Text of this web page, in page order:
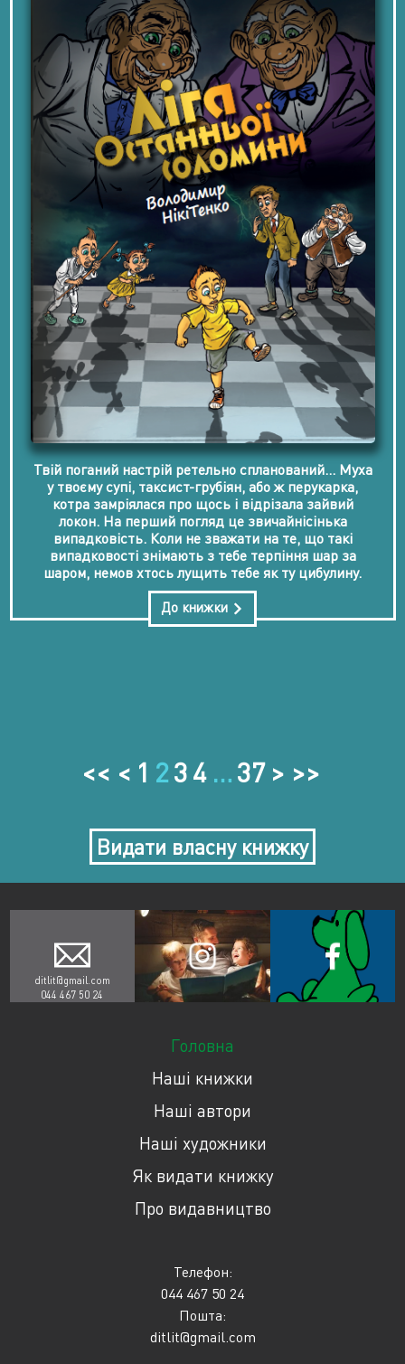
Твій поганий настрій ретельно спланований… Муха
у твоєму супі, таксист-грубіян, або ж перукарка,
котра замріялася про щось і відрізала зайвий
локон. На перший погляд це звичайнісінька
випадковість. Коли не зважати на те, що такі
випадковості знімають з тебе терпіння шар за
шаром, немов хтось лущить тебе як ту цибулину.
До книжки
<< < 1 234 …37 > >>
Видати власну книжку
ditlit@gmail.com
044 467 50 24
Головна
Наші книжки
Наші автори
Наші художники
Як видати книжку
Про видавництво
Телефон:
044 467 50 24
Пошта:
ditlit@gmail.com